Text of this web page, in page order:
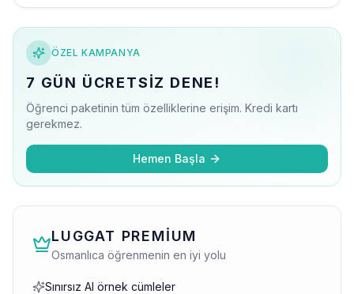
ÖZEL KAMPANYA
7 GÜN ÜCRETSIZ DENE!
Öğrenci paketinin tüm özelliklerine erişim. Kredi kartı
gerekmez.
Hemen Başla
LUGGAT PREMIUM
Osmanlıca öğrenmenin en iyi yolu
Sınırsız AI örnek cümleler